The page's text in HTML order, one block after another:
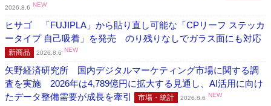
2026.8.6 NEW
ヒサゴ 「FUJIPLA」から貼り直し可能な「CPリーフ ステッカ
ータイプ 自己吸着」を発売 のり残りなしでガラス面にも対応
新商品 2026.8.6 NEW
矢野経済研究所 国内デジタルマーケティング市場に関する調
査を実施 2026年は4,789億円に拡大する見通し、AI活用に向け
たデータ整備需要が成長を牽引
市場・統計 2026.8.6 NEW